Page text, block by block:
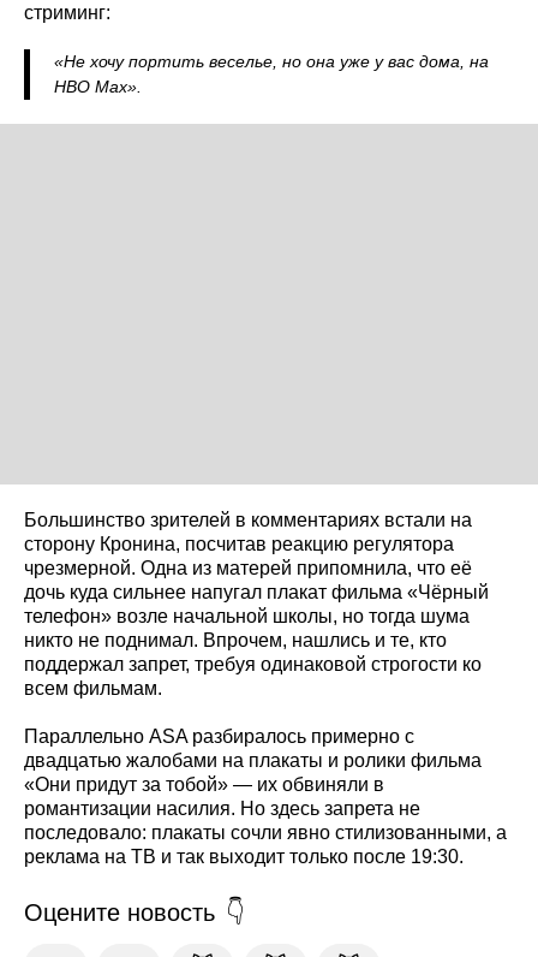
стриминг:
«Не хочу портить веселье, но она уже у вас дома, на
HBO Max».
Большинство зрителей в комментариях встали на
сторону Кронина, посчитав реакцию регулятора
чрезмерной. Одна из матерей припомнила, что её
дочь куда сильнее напугал плакат фильма «Чёрный
телефон» возле начальной школы, но тогда шума
никто не поднимал. Впрочем, нашлись и те, кто
поддержал запрет, требуя одинаковой строгости ко
всем фильмам.
Параллельно ASA разбиралось примерно с
двадцатью жалобами на плакаты и ролики фильма
«Они придут за тобой» — их обвиняли в
романтизации насилия. Но здесь запрета не
последовало: плакаты сочли явно стилизованными, а
реклама на ТВ и так выходит только после 19:30.
Оцените новость